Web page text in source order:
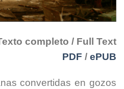
completo / Full Text
PDF / ePUB
convertidas en gozos